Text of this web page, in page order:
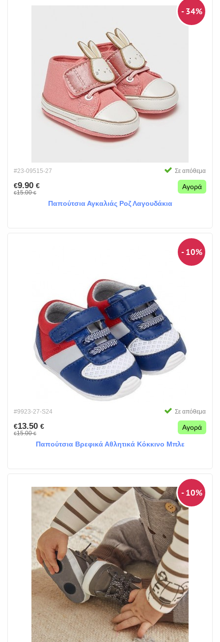
- 34%
#23-09515-27 Σε απόθεμα
€9.90 €
€15.00€
Αγορά
Παπούτσια Αγκαλιάς Ροζ Λαγουδάκια
- 10%
#9923-27-S24 Σε απόθεμα
€13.50 €
€15.00€
Αγορά
Παπούτσια Βρεφικά Αθλητικά Κόκκινο Μπλε
- 10%